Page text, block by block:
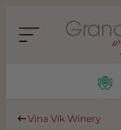
Vina Vik Winery